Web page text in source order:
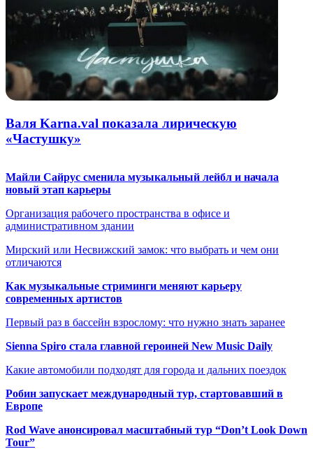
Валя Karna.val показала лирическую
«Частушку»
Майли Сайрус сменила музыкальный лейбл и начала
новый этап карьеры
Организация рабочего пространства в офисе и
административном здании
Мирский или Несвижский замок: что выбрать и чем они
отличаются
Как музыкальные стриминги меняют карьеру
современных артистов
Первый раз в бассейн взрослому: что нужно знать заранее
Sienna Spiro стала главной героиней New Music Daily
Какие автомобили подходят для города и дальних поездок
Робин запускает международный тур, стартовавший в
Европе
Rod Wave анонсировал масштабный тур “Don’t Look Down
Tour”